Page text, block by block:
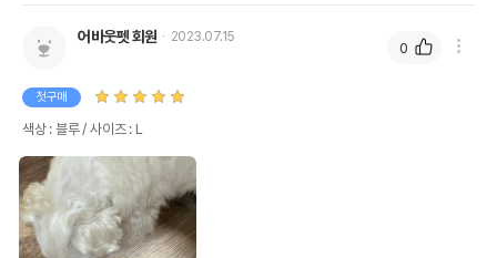
어바웃펫 회원 2023.07.15
첫구매
색상 : 블루 / 사이즈 : L
0